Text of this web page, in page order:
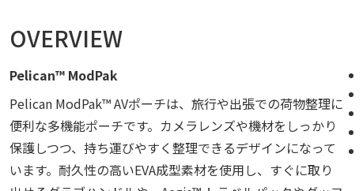
OVERVIEW
Pelican™ ModPak
Pelican ModPak™ AVポーチは、旅行や出張での荷物整理に
便利な多機能ポーチです。カメラレンズや機材をしっかり
保護しつつ、持ち運びやすく整理できるデザインになって
います。耐久性の高いEVA成型素材を使用し、すぐに取り